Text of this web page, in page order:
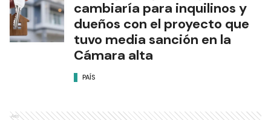
cambiaría para inquilinos y
dueños con el proyecto que
tuvo media sanción en la
Cámara alta
PAÍS
Ads